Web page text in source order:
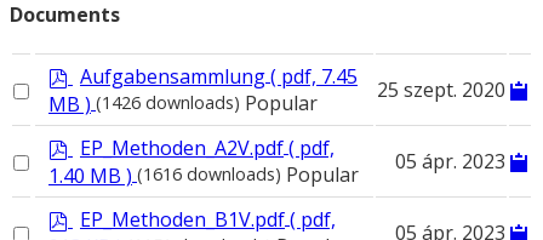
Documents
Select
item
p
d
f
Aufgabensammlung( pdf, 7.45
MB ) (1426 downloads) Popular
25 szept. 2020
Select
item
p
d
f
EP_Methoden_A2V.pdf( pdf,
1.40 MB ) (1616 downloads) Popular
05 ápr. 2023
Select
pEP_Methoden_B1V.pdf( pdf,
05 ápr. 2023